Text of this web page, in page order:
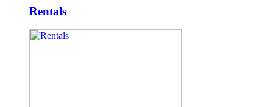
Rentals